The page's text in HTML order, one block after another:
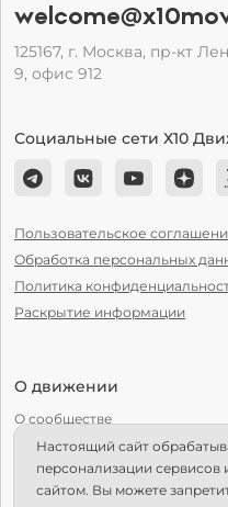
125167, г. Москва, пр-кт
9, офис 912
Социальные сети Х10
Пользовательское
Обработка персональных
Политика
Раскрытие информации
О движении
О сообществе
С чего начать?
Структура Х10
Настоящий сайт
персонализации сервисов
сайтом. Вы можете